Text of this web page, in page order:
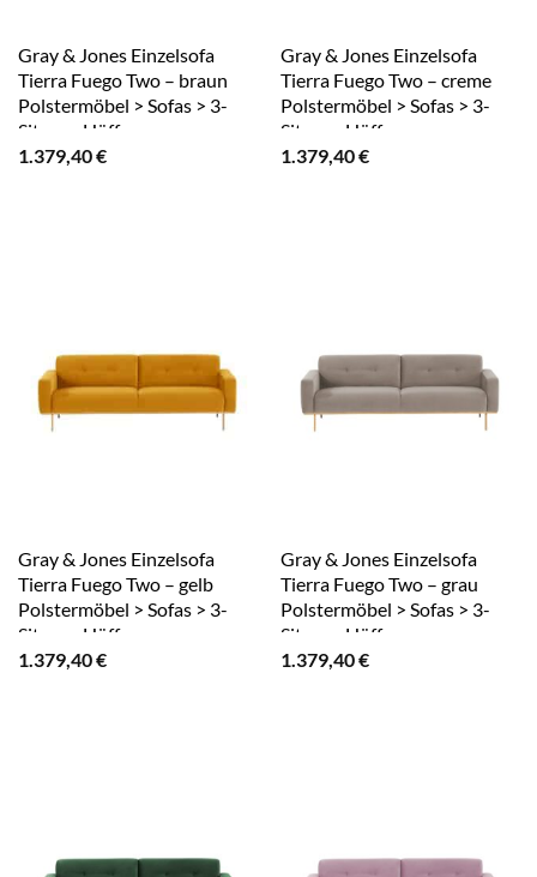
Gray & Jones Einzelsofa
Tierra Fuego Two – braun
Polstermöbel > Sofas > 3-
Sitzer – Höffner
1.379,40€
Gray & Jones Einzelsofa
Tierra Fuego Two – creme
Polstermöbel > Sofas > 3-
Sitzer – Höffner
1.379,40€
Gray & Jones Einzelsofa
Tierra Fuego Two – gelb
Polstermöbel > Sofas > 3-
Sitzer – Höffner
1.379,40€
Gray & Jones Einzelsofa
Tierra Fuego Two – grau
Polstermöbel > Sofas > 3-
Sitzer – Höffner
1.379,40€